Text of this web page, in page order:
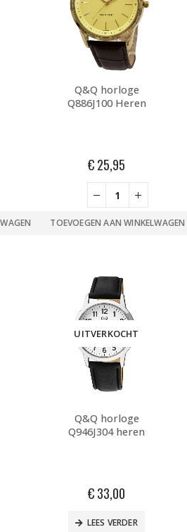
Q&Q horloge
Q886J100 Heren
€25,95
TOEVOEGEN AAN WINKELWAGEN
UITVERKOCHT
Q&Q horloge
Q946J304 heren
€33,00
LEES VERDER